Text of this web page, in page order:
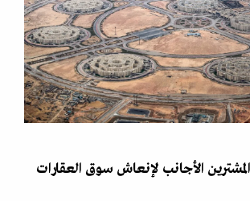
الأجانب لإنعاش سوق العقارات